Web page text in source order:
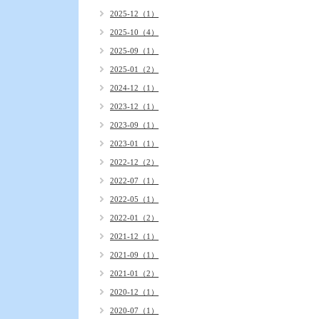
2025-12（1）
2025-10（4）
2025-09（1）
2025-01（2）
2024-12（1）
2023-12（1）
2023-09（1）
2023-01（1）
2022-12（2）
2022-07（1）
2022-05（1）
2022-01（2）
2021-12（1）
2021-09（1）
2021-01（2）
2020-12（1）
2020-07（1）